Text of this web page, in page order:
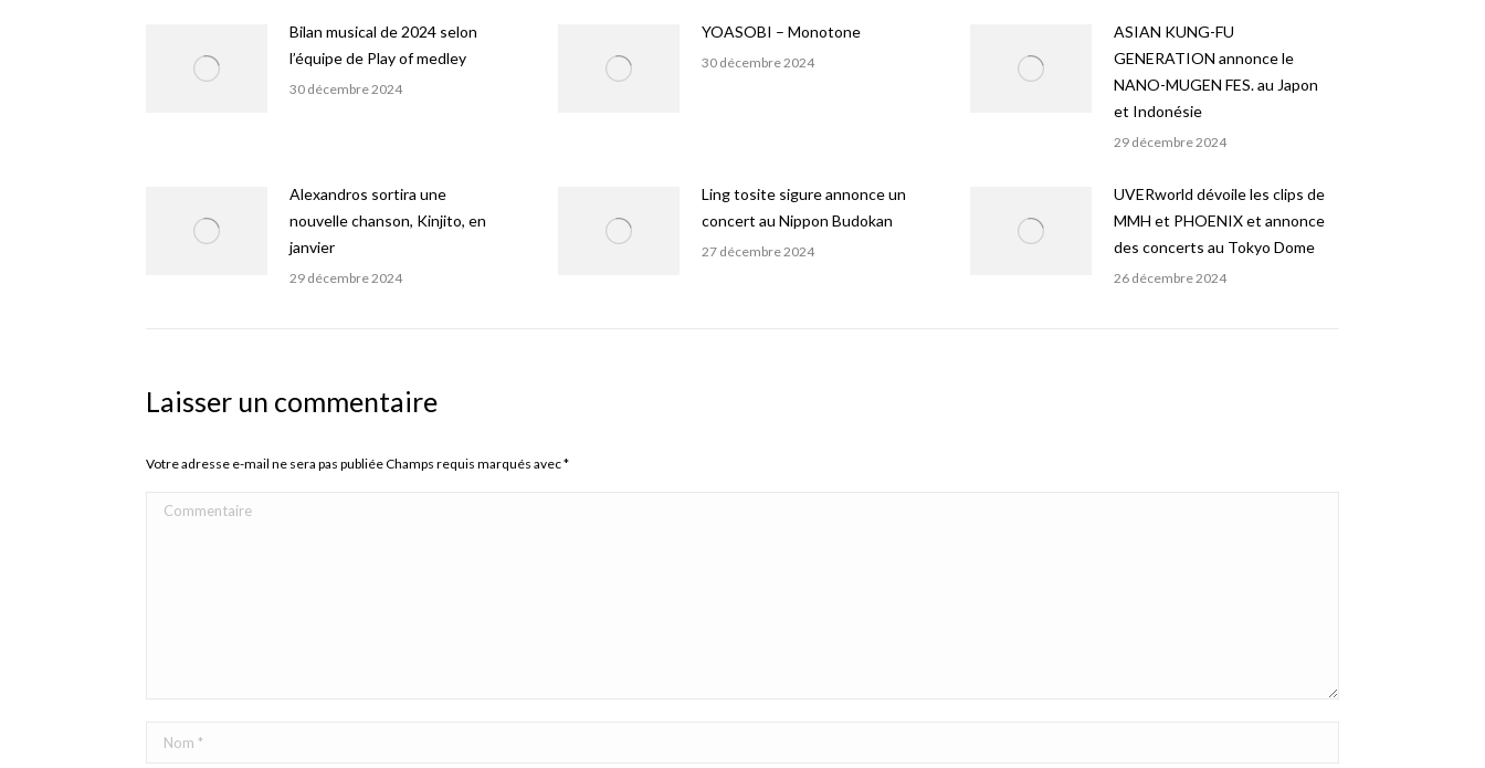
Bilan musical de 2024 selon
l’équipe de Play of medley
30 décembre 2024
YOASOBI – Monotone
30 décembre 2024
ASIAN KUNG-FU
GENERATION annonce le
NANO-MUGEN FES. au Japon
et Indonésie
29 décembre 2024
Alexandros sortira une
nouvelle chanson, Kinjito, en
janvier
29 décembre 2024
Ling tosite sigure annonce un
concert au Nippon Budokan
27 décembre 2024
UVERworld dévoile les clips de
MMH et PHOENIX et annonce
des concerts au Tokyo Dome
26 décembre 2024
Laisser un commentaire
Votre adresse e-mail ne sera pas publiée Champs requis marqués avec*
Commentaire
Nom *